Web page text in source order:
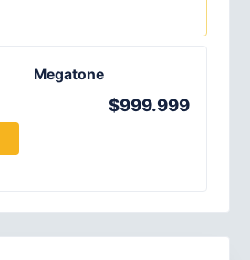
Megatone
$999.999